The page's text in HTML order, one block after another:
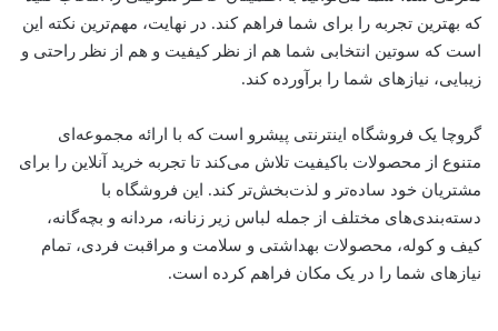
که بهترین تجربه را برای شما فراهم کند. در نهایت، مهم‌ترین نکته این
است که سوتین انتخابی شما هم از نظر کیفیت و هم از نظر راحتی و
زیبایی، نیازهای شما را برآورده کند.
گروچا یک فروشگاه اینترنتی پیشرو است که با ارائه‌ مجموعه‌ای
متنوع از محصولات باکیفیت تلاش می‌کند تا تجربه‌ خرید آنلاین را برای
مشتریان خود ساده‌تر و لذت‌بخش‌تر کند. این فروشگاه با
دسته‌بندی‌های مختلف از جمله لباس زیر زنانه، مردانه و بچه‌گانه،
کیف و کوله، محصولات بهداشتی و سلامت و مراقبت فردی، تمام
نیازهای شما را در یک مکان فراهم کرده است.